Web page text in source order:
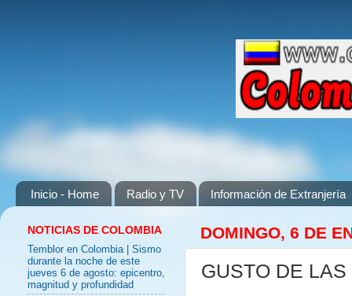
Inicio - Home Radio y TV Información de Extranjería
DOMINGO, 6 DE
GUSTO DE
NOTICIAS DE COLOMBIA
Temblor en Colombia | Sismo
durante la noche de este
jueves 6 de agosto: epicentro,
magnitud y profundidad